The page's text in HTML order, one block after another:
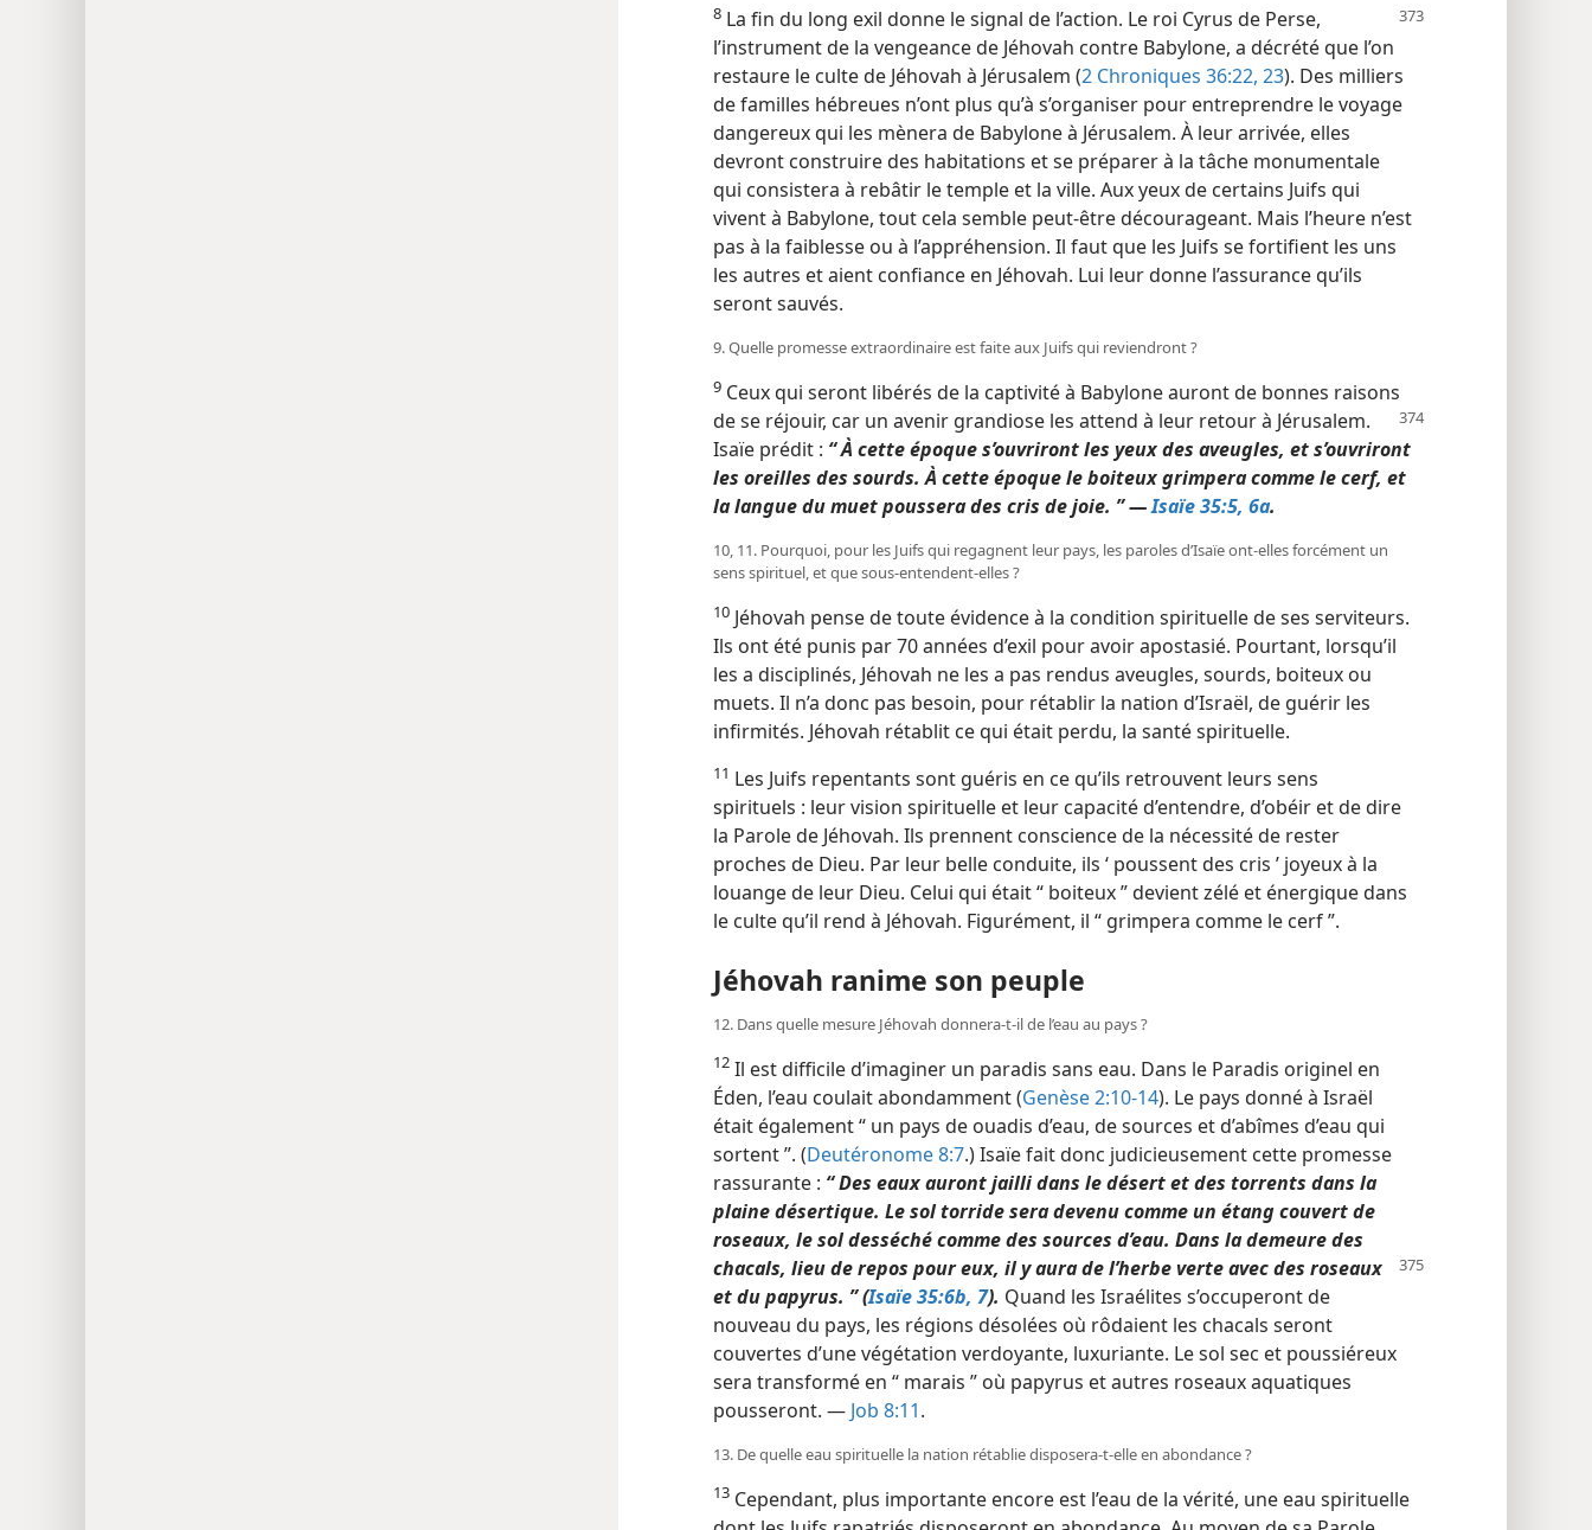
8 La fin du long exil donne le signal de l’action. Le roi Cyrus de Perse,
l’instrument de la vengeance de Jéhovah contre Babylone, a décrété que l’on
restaure le culte de Jéhovah à Jérusalem (2 Chroniques 36:22, 23). Des milliers
de familles hébreues n’ont plus qu’à s’organiser pour entreprendre le voyage
dangereux qui les mènera de Babylone à Jérusalem. À leur arrivée, elles
devront construire des habitations et se préparer à la tâche monumentale
qui consistera à rebâtir le temple et la ville. Aux yeux de certains Juifs qui
vivent à Babylone, tout cela semble peut-être décourageant. Mais l’heure n’est
pas à la faiblesse ou à l’appréhension. Il faut que les Juifs se fortifient les uns
les autres et aient confiance en Jéhovah. Lui leur donne l’assurance qu’ils
seront sauvés.
9. Quelle promesse extraordinaire est faite aux Juifs qui reviendront ?
9 Ceux qui seront libérés de la captivité à Babylone auront de bonnes raisons
de se réjouir, car un avenir grandiose les attend à leur retour à Jérusalem.
Isaïe prédit : “ À cette époque s’ouvriront les yeux des aveugles, et s’ouvriront
les oreilles des sourds. À cette époque le boiteux grimpera comme le cerf, et
la langue du muet poussera des cris de joie. ” —Isaïe 35:5, 6a.
10, 11. Pourquoi, pour les Juifs qui regagnent leur pays, les paroles d’Isaïe ont-​elles forcément un
sens spirituel, et que sous-entendent-​elles ?
10 Jéhovah pense de toute évidence à la condition spirituelle de ses serviteurs.
Ils ont été punis par 70 années d’exil pour avoir apostasié. Pourtant, lorsqu’il
les a disciplinés, Jéhovah ne les a pas rendus aveugles, sourds, boiteux ou
muets. Il n’a donc pas besoin, pour rétablir la nation d’Israël, de guérir les
infirmités. Jéhovah rétablit ce qui était perdu, la santé spirituelle.
11 Les Juifs repentants sont guéris en ce qu’ils retrouvent leurs sens
spirituels : leur vision spirituelle et leur capacité d’entendre, d’obéir et de dire
la Parole de Jéhovah. Ils prennent conscience de la nécessité de rester
proches de Dieu. Par leur belle conduite, ils ‘ poussent des cris ’ joyeux à la
louange de leur Dieu. Celui qui était “ boiteux ” devient zélé et énergique dans
le culte qu’il rend à Jéhovah. Figurément, il “ grimpera comme le cerf ”.
Jéhovah ranime son peuple
12. Dans quelle mesure Jéhovah donnera-​t-​il de l’eau au pays ?
12 Il est difficile d’imaginer un paradis sans eau. Dans le Paradis originel en
Éden, l’eau coulait abondamment (Genèse 2:10-14). Le pays donné à Israël
était également “ un pays de ouadis d’eau, de sources et d’abîmes d’eau qui
sortent ”. (Deutéronome 8:7.) Isaïe fait donc judicieusement cette promesse
rassurante : “ Des eaux auront jailli dans le désert et des torrents dans la
plaine désertique. Le sol torride sera devenu comme un étang couvert de
roseaux, le sol desséché comme des sources d’eau. Dans la demeure des
chacals, lieu de repos pour eux, il y aura de l’herbe verte avec des roseaux
et du papyrus. ” (Isaïe 35:6b, 7). Quand les Israélites s’occuperont de
nouveau du pays, les régions désolées où rôdaient les chacals seront
couvertes d’une végétation verdoyante, luxuriante. Le sol sec et poussiéreux
sera transformé en “ marais ” où papyrus et autres roseaux aquatiques
pousseront. — Job 8:11.
13. De quelle eau spirituelle la nation rétablie disposera-​t-​elle en abondance ?
13 Cependant, plus importante encore est l’eau de la vérité, une eau spirituelle